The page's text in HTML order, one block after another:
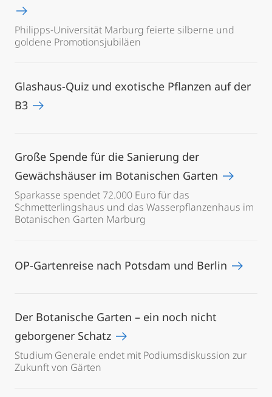
Philipps-Universität Marburg feierte silberne und
goldene Promotionsjubiläen
Glashaus-Quiz und exotische Pflanzen auf der
B3
Große Spende für die Sanierung der
Gewächshäuser im Botanischen Garten
Sparkasse spendet 72.000 Euro für das
Schmetterlingshaus und das Wasserpflanzenhaus im
Botanischen Garten Marburg
OP-Gartenreise nach Potsdam und Berlin
Der Botanische Garten – ein noch nicht
geborgener Schatz
Studium Generale endet mit Podiumsdiskussion zur
Zukunft von Gärten